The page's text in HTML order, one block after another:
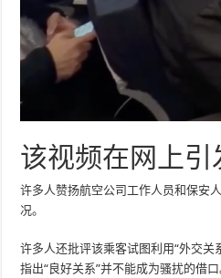
该视频在网上引
许多人赞扬航空公司工作人员和保安
况。
许多人还批评该乘客试图利用“外交关
指出“良好关系”并不能成为骚扰的借口